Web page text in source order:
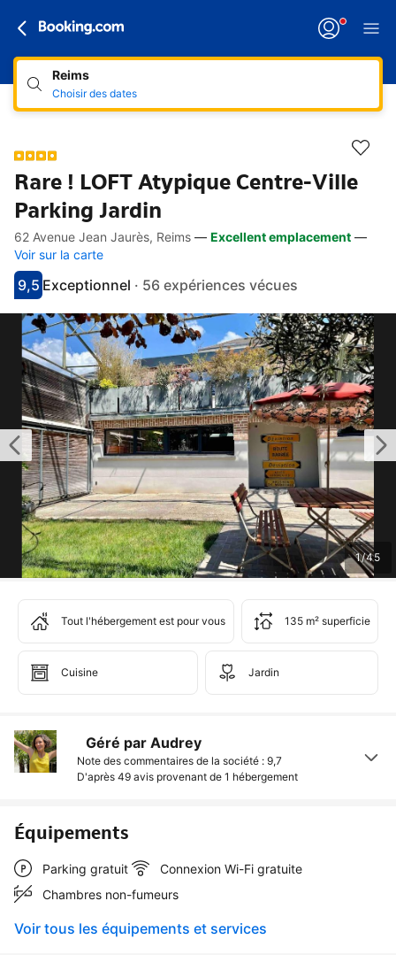
Reims
Choisir des dates
Rare ! LOFT Atypique Centre-Ville
Parking Jardin
Accès rapides
Aller à la description
Aller aux équipements
Aller aux hébergements
Aller aux conditions
62 Avenue Jean Jaurès, Reims — Excellent emplacement —
Voir sur la carte
Avec une note de 9.5
9,5
exceptionnel
Exceptionnel · 56 expériences vécues
1/45
Tout l'hébergement est pour vous 135 m² superficie
Cuisine Jardin
Géré par Audrey
Note des commentaires de la société : 9,7
D'après 49 avis provenant de 1 hébergement
Équipements
Parking gratuit
Connexion Wi-Fi gratuite
Chambres non-fumeurs
Voir tous les équipements et services